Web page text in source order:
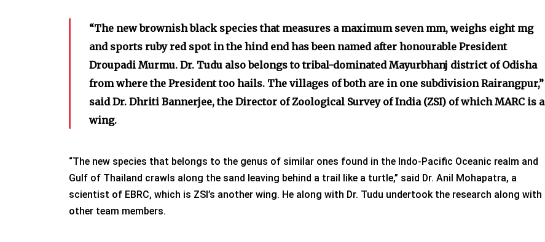
“The new brownish black species that measures a maximum seven mm, weighs eight mg
and sports ruby red spot in the hind end has been named after honourable President
Droupadi Murmu. Dr. Tudu also belongs to tribal-dominated Mayurbhanj district of Odisha
from where the President too hails. The villages of both are in one subdivision Rairangpur,”
said Dr. Dhriti Bannerjee, the Director of Zoological Survey of India (ZSI) of which MARC is a
wing.
“The new species that belongs to the genus of similar ones found in the Indo-Pacific Oceanic realm and
Gulf of Thailand crawls along the sand leaving behind a trail like a turtle,” said Dr. Anil Mohapatra, a
scientist of EBRC, which is ZSI’s another wing. He along with Dr. Tudu undertook the research along with
other team members.